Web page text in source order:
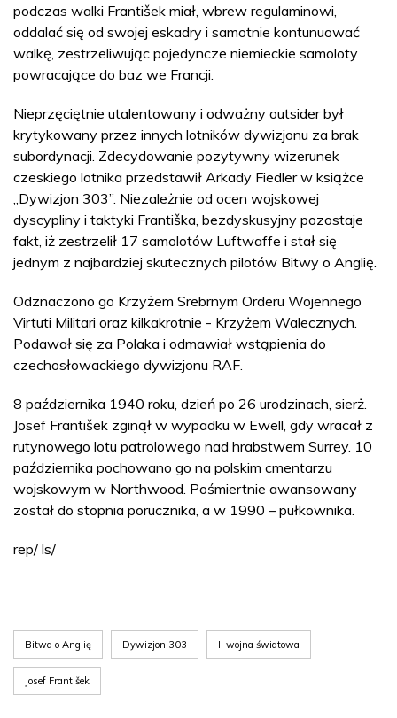
podczas walki František miał, wbrew regulaminowi,
oddalać się od swojej eskadry i samotnie kontunuować
walkę, zestrzeliwując pojedyncze niemieckie samoloty
powracające do baz we Francji.
Nieprzęciętnie utalentowany i odważny outsider był
krytykowany przez innych lotników dywizjonu za brak
subordynacji. Zdecydowanie pozytywny wizerunek
czeskiego lotnika przedstawił Arkady Fiedler w książce
„Dywizjon 303”. Niezależnie od ocen wojskowej
dyscypliny i taktyki Františka, bezdyskusyjny pozostaje
fakt, iż zestrzelił 17 samolotów Luftwaffe i stał się
jednym z najbardziej skutecznych pilotów Bitwy o Anglię.
Odznaczono go Krzyżem Srebrnym Orderu Wojennego
Virtuti Militari oraz kilkakrotnie - Krzyżem Walecznych.
Podawał się za Polaka i odmawiał wstąpienia do
czechosłowackiego dywizjonu RAF.
8 października 1940 roku, dzień po 26 urodzinach, sierż.
Josef František zginął w wypadku w Ewell, gdy wracał z
rutynowego lotu patrolowego nad hrabstwem Surrey. 10
października pochowano go na polskim cmentarzu
wojskowym w Northwood. Pośmiertnie awansowany
został do stopnia porucznika, a w 1990 – pułkownika.
rep/ ls/
Bitwa o Anglię Dywizjon 303 II wojna światowa
Josef František